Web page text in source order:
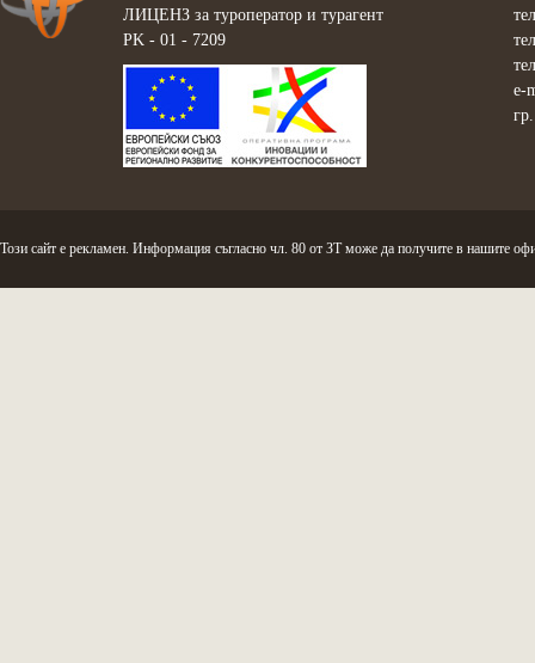
ЛИЦЕНЗ за туроператор и турагент
PK - 01 - 7209
e-
Този сайт е рекламен. Информация съгласно чл. 80 от ЗТ може да получите в нашите